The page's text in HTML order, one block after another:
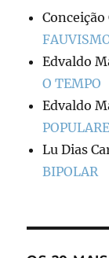
Conceição
Edvaldo
O TEMPO
Edvaldo
Lu Dias
BIPOLAR